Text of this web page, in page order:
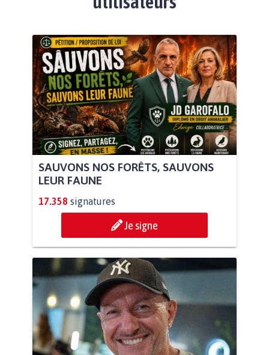
SAUVONS NOS FORÊTS, SAUVONS
LEUR FAUNE
17.358 signatures
Je signe